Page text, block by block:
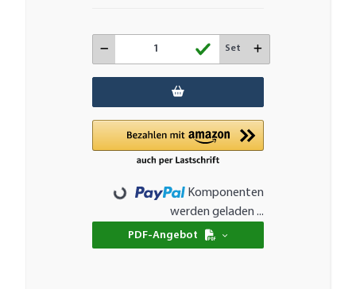
Set
Loading...
Komponenten
werden geladen ...
PDF-Angebot